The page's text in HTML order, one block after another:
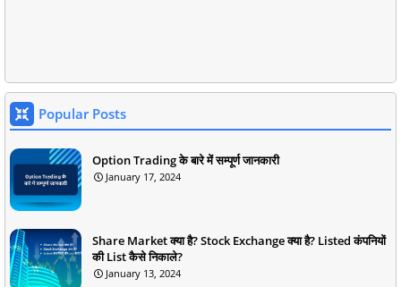
Popular Posts
Option Trading के बारे में सम्पूर्ण जानकारी
January 17, 2024
Share Market क्या है? Stock Exchange क्या है? Listed कंपनियों
की List कैसे निकाले?
January 13, 2024